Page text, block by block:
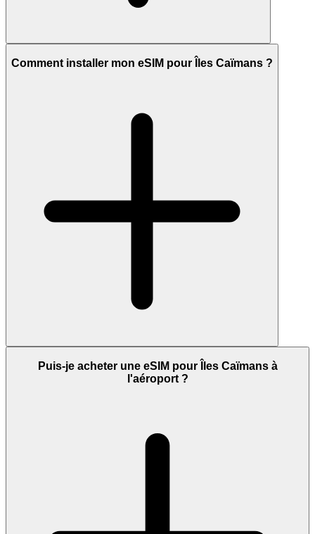
Comment installer mon eSIM pour Îles Caïmans ?
Puis-je acheter une eSIM pour Îles Caïmans à
l'aéroport ?